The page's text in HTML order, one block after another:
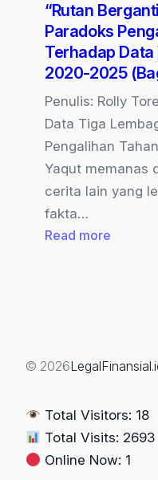
“Rutan
Paradoks
Terhadap
2020-2025
Penulis: Rolly
Data Tiga
Pengalihan
Yaqut memanas
cerita lain yang
fakta…
Read more
Data
© 2026
Total Visitors: 18
Total Visits: 2693
Online Now: 1